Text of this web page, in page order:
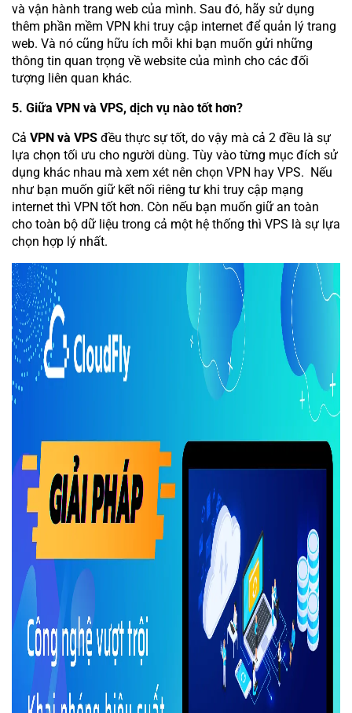
và vận hành trang web của mình. Sau đó, hãy sử dụng
thêm phần mềm VPN khi truy cập internet để quản lý trang
web. Và nó cũng hữu ích mỗi khi bạn muốn gửi những
thông tin quan trọng về website của mình cho các đối
tượng liên quan khác.
5. Giữa VPN và VPS, dịch vụ nào tốt hơn?
Cả VPN và VPS đều thực sự tốt, do vậy mà cả 2 đều là sự
lựa chọn tối ưu cho người dùng. Tùy vào từng mục đích sử
dụng khác nhau mà xem xét nên chọn VPN hay VPS. Nếu
như bạn muốn giữ kết nối riêng tư khi truy cập mạng
internet thì VPN tốt hơn. Còn nếu bạn muốn giữ an toàn
cho toàn bộ dữ liệu trong cả một hệ thống thì VPS là sự lựa
chọn hợp lý nhất.